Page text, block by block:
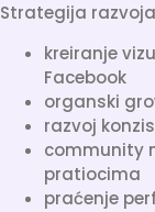
Strategija
kreiranje
Facebook
organski
razvoj
community
pratiocima
praćenje